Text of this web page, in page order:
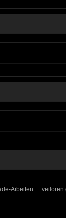
Arbeiten..... verloren